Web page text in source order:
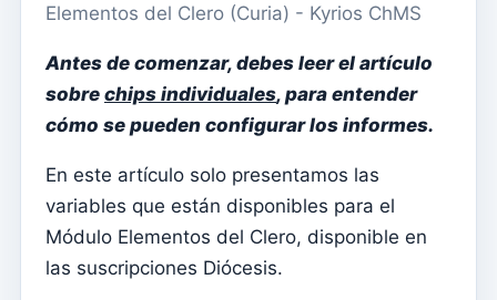
Dashboard
Panel
Menu do utilizador
Configuración de suscripción
Párroco
Cambiar la contraseña
Elementos del Clero (Curia) - Kyrios ChMS
Antes de comenzar, debes leer el artículo
sobre chips individuales, para entender
cómo se pueden configurar los informes.
En este artículo solo presentamos las
variables que están disponibles para el
Módulo Elementos del Clero, disponible en
las suscripciones Diócesis.